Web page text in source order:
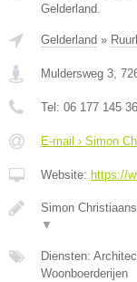
Gelderland.
Gelderland »
Muldersweg 3,
Tel: 06 177 145 36
E-mail › Simon
Website: https://
Simon
▼
Diensten:
Woonboerderijen